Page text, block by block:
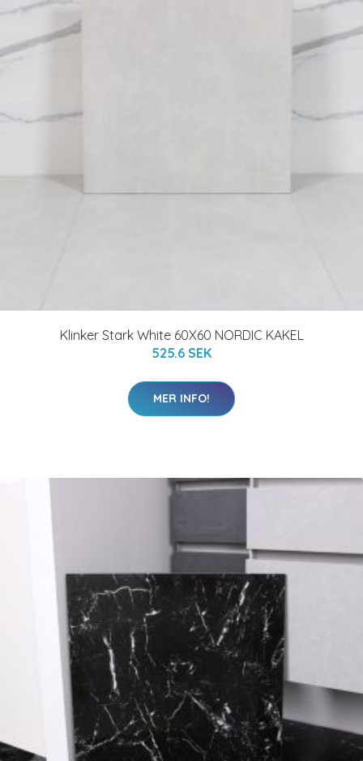
Klinker Stark White 60X60 NORDIC KAKEL
525.6 SEK
MER INFO!